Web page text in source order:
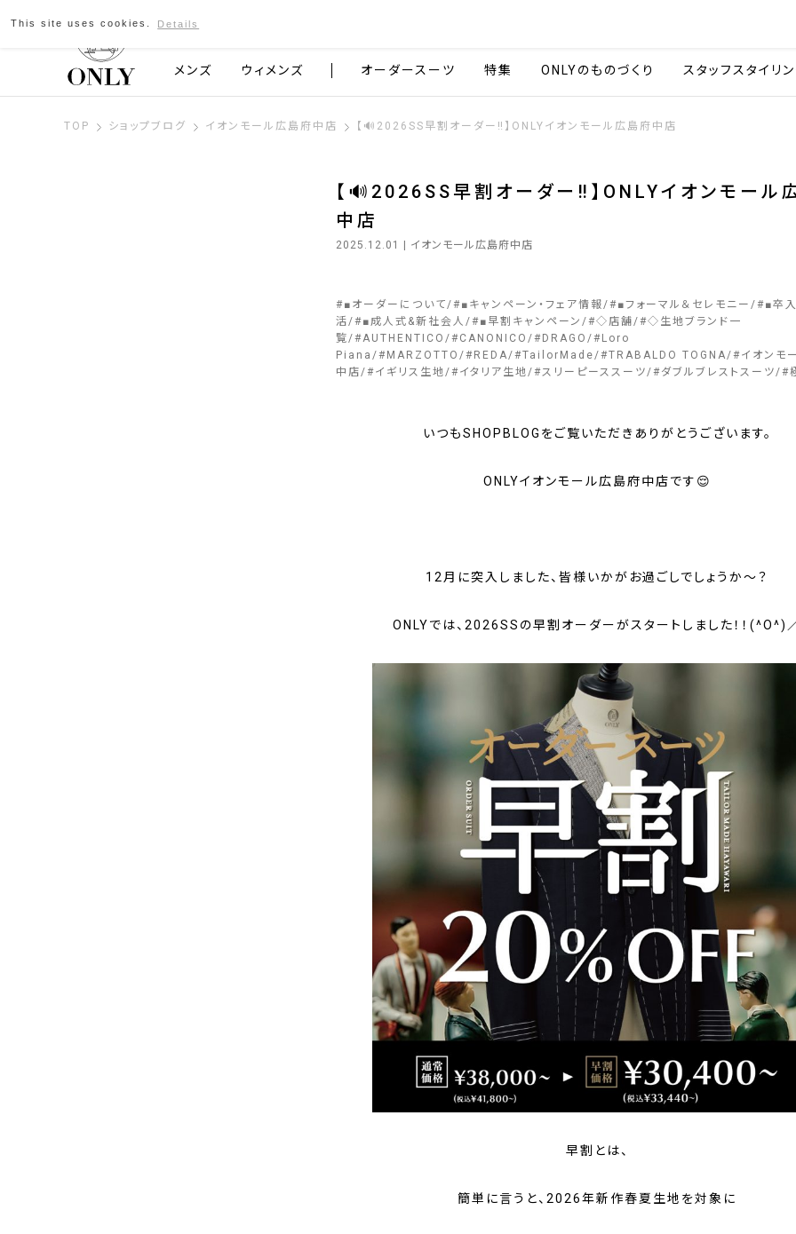
京都発のスーツブランド ONLY
メンズ ウィメンズ オーダースーツ 特集 ONLYのものづくり スタッフスタイリ
TOP ショップブログ イオンモール広島府中店 【🔊2026SS早割オーダー‼️】ONLYイオンモール広島府中店
【🔊2026SS早割オーダー‼️】ONLYイオンモール
中店
2025.12.01 | イオンモール広島府中店
#■オーダーについて #■キャンペーン・フェア情報 #■フォーマル＆セレモニー #■卒
活
#■成人式&新社会人 #■早割キャンペーン #◇店舗 #◇生地ブランド一
覧
#AUTHENTICO #CANONICO # DRAGO # Loro
Piana
# MARZOTTO # REDA #TailorMade #TRABALDO TOGNA #イオンモ
中店
#イギリス生地 #イタリア生地 #スリーピーススーツ #ダブルブレストスーツ #
いつもSHOPBLOGをご覧いただきありがとうございます。
ONLYイオンモール広島府中店です😌
12月に突入しました、皆様いかがお過ごしでしょうか～？
ONLYでは、2026SSの早割オーダーがスタートしました！！(^O^)
早割とは、
簡単に言うと、2026年新作春夏生地を対象に
This site uses cookies. Details